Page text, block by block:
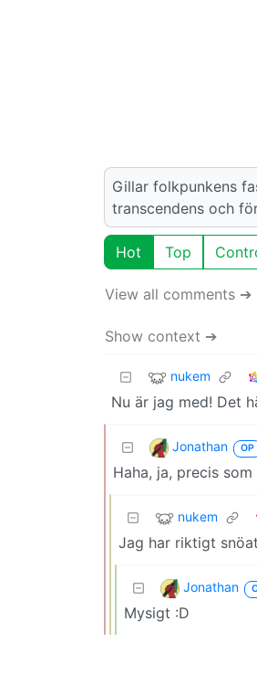
Gillar folkpunkens
transcendens och
Hot Top
View all comments ➔
Show context ➔
nukem
Nu är jag med! Det
Jonathan OP
Haha, ja, precis
nukem
Jag har riktigt
Jonathan
Mysigt :D